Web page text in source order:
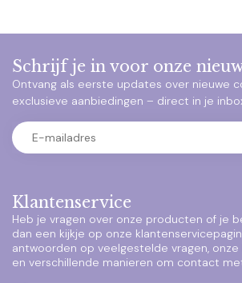
Klantenservice
Heb je vragen over onze producten of je
dan een kijkje op onze
antwoorden op veelgestelde vragen,
en verschillende manieren om contact
Schrijf je in voor onze
Ontvang als eerste updates over nieuwe
exclusieve aanbiedingen – direct in je